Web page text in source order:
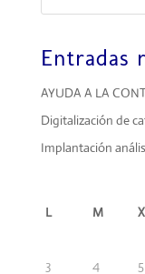
Entradas
AYUDA A LA
Digitalización de
Implantación
L M X
3
4 5